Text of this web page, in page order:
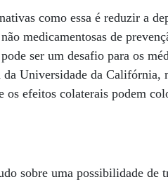
como essa é reduzir a
medicamentosas de
ser um desafio para os
Universidade da Califórnia,
os efeitos colaterais podem
sobre uma possibilidade de